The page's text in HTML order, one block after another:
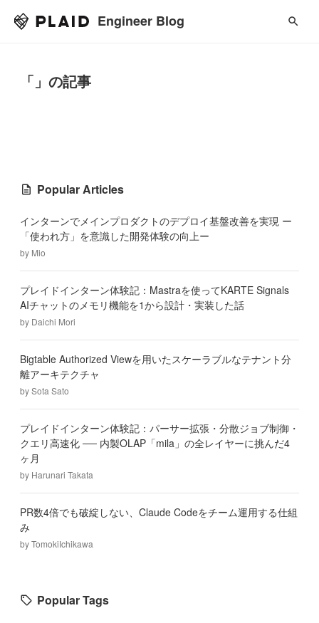
Engineer Blog
「」の記事
Popular Articles
インターンでメインプロダクトのデプロイ基盤改善を実現 ー
「使われ方」を意識した開発体験の向上ー
by Mio
プレイドインターン体験記：Mastraを使ってKARTE Signals
AIチャットのメモリ機能を1から設計・実装した話
by Daichi Mori
Bigtable Authorized Viewを用いたスケーラブルなテナント分
離アーキテクチャ
bySota Sato
プレイドインターン体験記：パーサー拡張・分散ジョブ制御・
クエリ高速化 ── 内製OLAP「mila」の全レイヤーに挑んだ4
ヶ月
by Harunari Takata
PR数4倍でも破綻しない、Claude Codeをチーム運用する仕組
み
byTomokiIchikawa
Popular Tags